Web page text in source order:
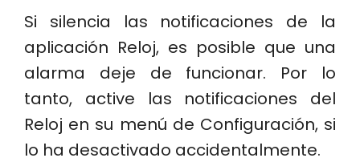
Si silencia las notificaciones de la
aplicación Reloj, es posible que una
alarma deje de funcionar. Por lo
tanto, active las notificaciones del
Reloj en su menú de Configuración, si
lo ha desactivado accidentalmente.